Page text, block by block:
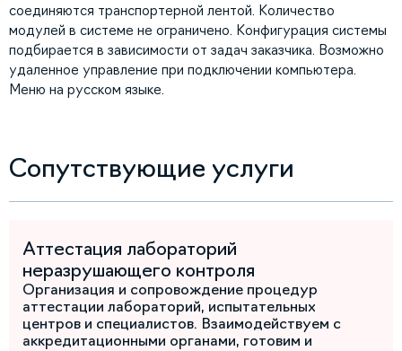
соединяются транспортерной лентой. Количество
модулей в системе не ограничено. Конфигурация системы
подбирается в зависимости от задач заказчика. Возможно
удаленное управление при подключении компьютера.
Меню на русском языке.
Сопутствующие услуги
Аттестация лабораторий
неразрушающего контроля
Организация и сопровождение процедур
аттестации лабораторий, испытательных
центров и специалистов. Взаимодействуем с
аккредитационными органами, готовим и